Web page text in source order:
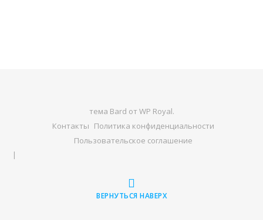
тема Bard от WP Royal.
Контакты Политика конфиденциальности
Пользовательское соглашение
ВЕРНУТЬСЯ НАВЕРХ